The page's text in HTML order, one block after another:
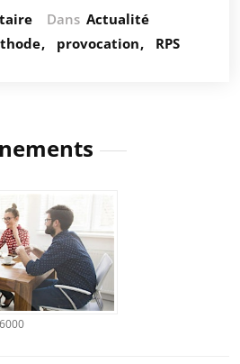
Dans Actualité
provocation RPS